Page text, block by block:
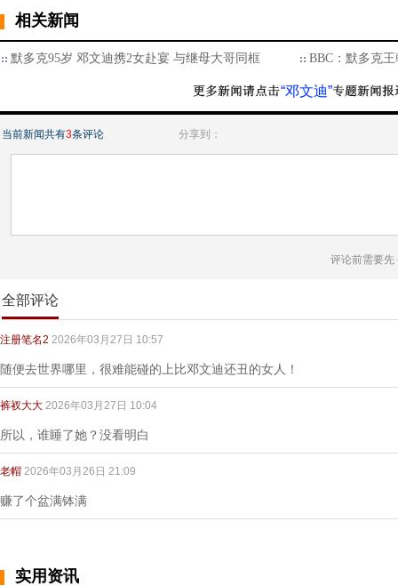
相关新闻
默多克95岁 邓文迪携2女赴宴 与继母大哥同框 BBC：默多克
“邓文迪”
当前新闻共有3条评论 分享到：
评论前需要先
全部评论
注册笔名2 2026年03月27日 10:57
随便去世界哪里，很难能碰的上比邓文迪还丑的女人！
裤衩大大 2026年03月27日 10:04
所以，谁睡了她？没看明白
老帽 2026年03月26日 21:09
赚了个盆满钵满
实用资讯